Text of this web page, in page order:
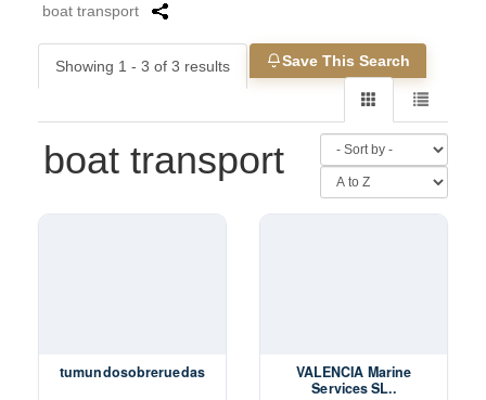
boat transport
Showing 1 - 3 of 3 results Save This Search
boat transport
tumundosobreruedas
VALENCIA Marine
Services SL..